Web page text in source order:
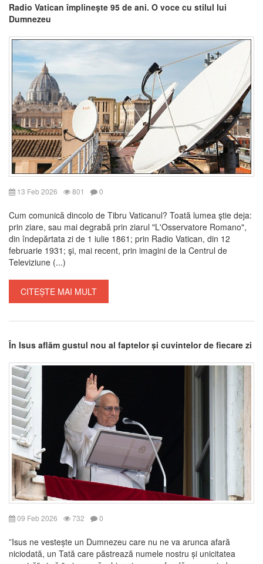
Radio Vatican împlineşte 95 de ani. O voce cu stilul lui
Dumnezeu
13 Feb 2026 801 0
Cum comunică dincolo de Tibru Vaticanul? Toată lumea ştie deja:
prin ziare, sau mai degrabă prin ziarul "L'Osservatore Romano",
din îndepărtata zi de 1 iulie 1861; prin Radio Vatican, din 12
februarie 1931; şi, mai recent, prin imagini de la Centrul de
Televiziune (...)
CITEȘTE MAI MULT
În Isus aflăm gustul nou al faptelor și cuvintelor de fiecare zi
09 Feb 2026 732 0
”Isus ne vestește un Dumnezeu care nu ne va arunca afară
niciodată, un Tată care păstrează numele nostru și unicitatea